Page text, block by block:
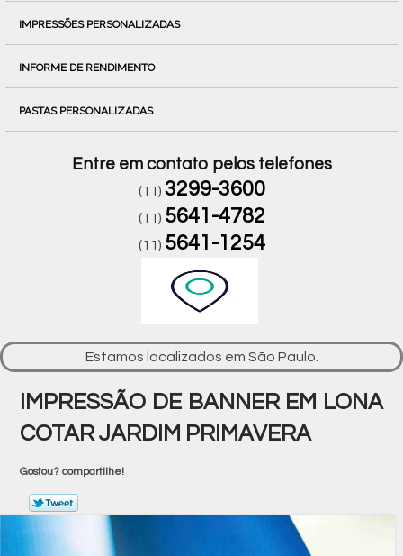
IMPRESSÕES PERSONALIZADAS
INFORME DE RENDIMENTO
PASTAS PERSONALIZADAS
Entre em contato pelos telefones
(11) 3299-3600
(11) 5641-4782
(11) 5641-1254
Estamos localizados em São Paulo.
IMPRESSÃO DE BANNER EM LONA
COTAR JARDIM PRIMAVERA
Gostou? compartilhe!